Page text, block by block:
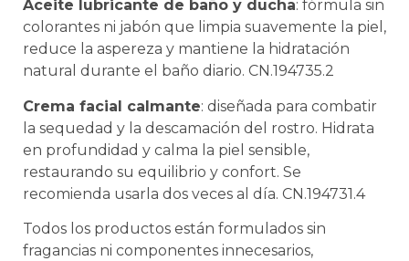
Aceite lubricante de baño y ducha: fórmula sin
colorantes ni jabón que limpia suavemente la piel,
reduce la aspereza y mantiene la hidratación
natural durante el baño diario. CN.194735.2
Crema facial calmante: diseñada para combatir
la sequedad y la descamación del rostro. Hidrata
en profundidad y calma la piel sensible,
restaurando su equilibrio y confort. Se
recomienda usarla dos veces al día. CN.194731.4
Todos los productos están formulados sin
fragancias ni componentes innecesarios,